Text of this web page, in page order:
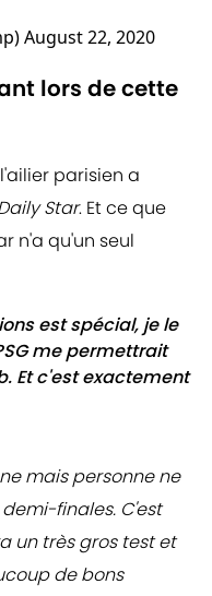
August 22, 2020
lors de cette
parisien a
Star. Et ce que
n'a qu'un seul
est spécial, je le
me permettrait
Et c'est exactement
mais personne ne
finales. C'est
un très gros test et
de bons